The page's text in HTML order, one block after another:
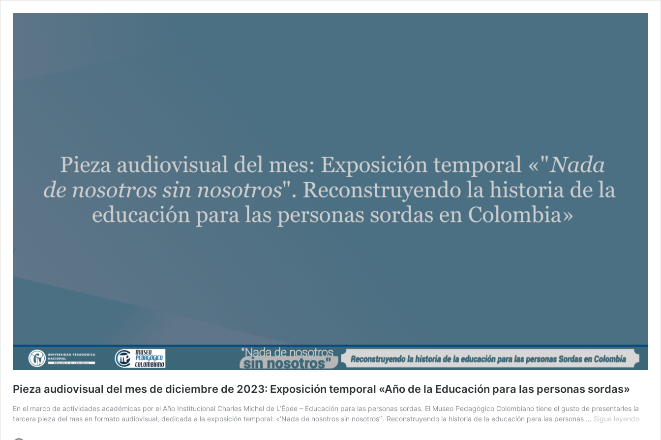
Pieza audiovisual del mes de diciembre de 2023: Exposición temporal «Año de la Educación para las personas sordas»
En el marco de actividades académicas por el Año Institucional Charles Michel de L’Épée – Educación para las personas sordas. El Museo Pedagógico Colombiano tiene el gusto de presentarles la
tercera pieza del mes en formato audiovisual, dedicada a la exposición temporal: «’Nada de nosotros sin nosotros’¹. Reconstruyendo la historia de la educación para las personas … Sigue leyendoPieza